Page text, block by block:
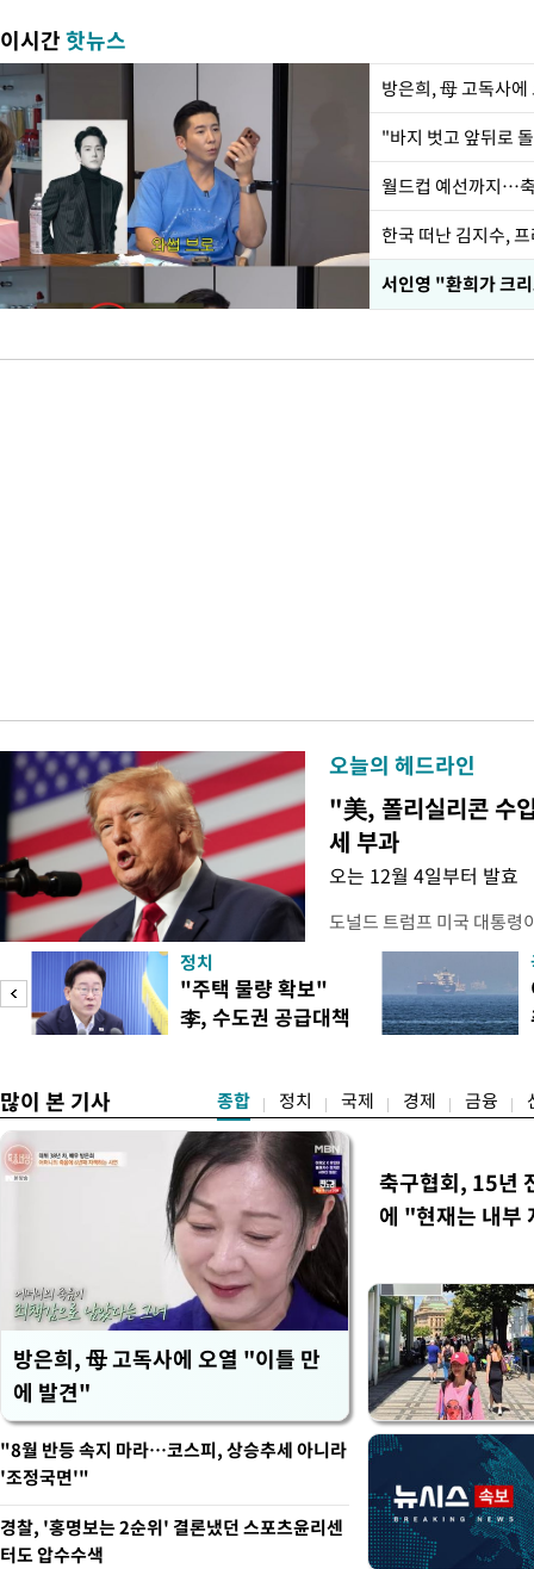
이시간핫뉴스
방은희, 母 고독사
월드컵 예선까지…
한국 떠난 김지수,
서인영 "환희가 크
오늘의 헤드라인
"美, 폴리실리콘 수
세 부과
오는 12월 4일부터 발효
도널드 트럼프 미국 대통령
콘 산업과 공급망을 보호
대통령은 6일(현지 시간)
품 수입에 최저 수입가격제
15%의 종가 관세를 부과
러
정치
"주택 물량 확보"
李, 수도권 공급대책
많이 본 기사 종합 정치 국제 경제 금융
방은희, 母 고독사에 오열 "이틀 만
에 발견"
축구협회, 15년
에 "현재는 내부
"8월 반등 속지 마라…코스피, 상승추세 아니라
'조정국면'"
경찰, '홍명보는 2순위' 결론냈던 스포츠윤리센
터도 압수수색